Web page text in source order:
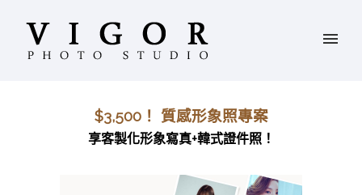
$3,500！ 質感形象照專案
享客製化形象寫真+韓式證件照！